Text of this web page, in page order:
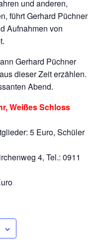
und anderen,
führt Gerhard Püchner
Aufnahmen von
Gerhard Püchner
dieser Zeit erzählen.
Abend.
Weißes Schloss
5 Euro, Schüler
4, Tel.: 0911